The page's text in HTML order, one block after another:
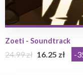
Zoeti - Soundtrack
24.99 zł 16.25 zł -